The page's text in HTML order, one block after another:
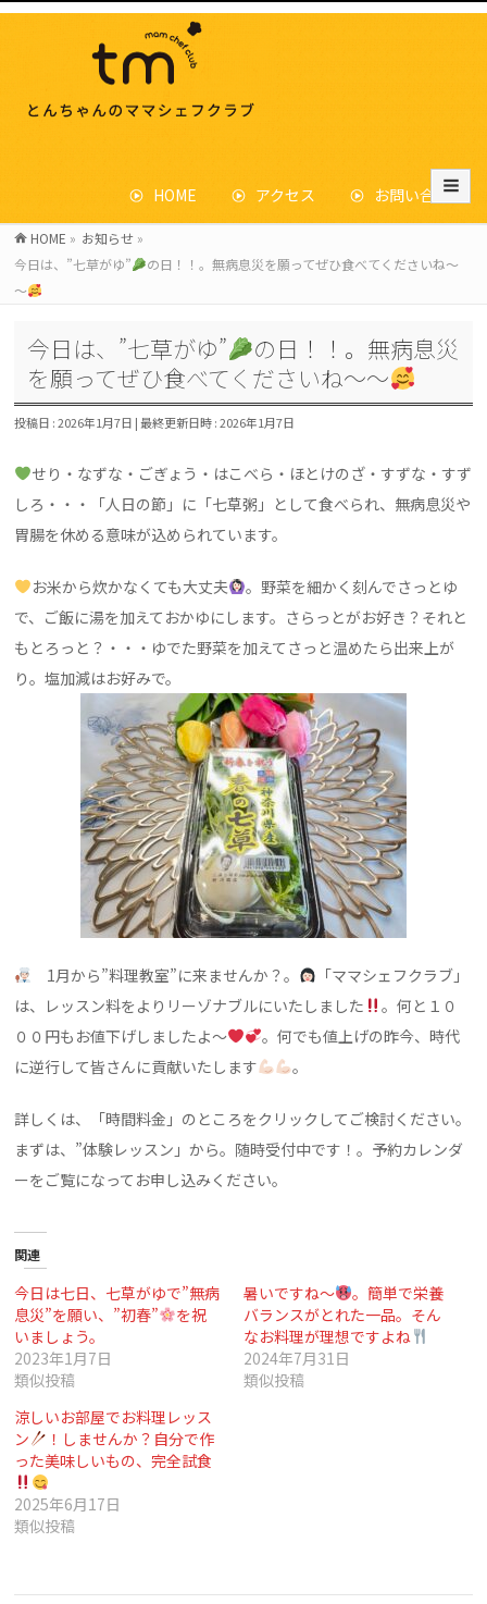
HOME アクセス お問い合わせ
HOME » お知らせ »
今日は、”七草がゆ”
の日！！。無病息災を願ってぜひ食べてくださいね～
～
今日は、”七草がゆ”
の日！！。無病息災
を願ってぜひ食べてくださいね～～
投稿日 : 2026年1月7日 最終更新日時 : 2026年1月7日
せり・なずな・ごぎょう・はこべら・ほとけのざ・すずな・すず
しろ・・・「人日の節」に「七草粥」として食べられ、無病息災や
胃腸を休める意味が込められています。
お米から炊かなくても大丈夫
。野菜を細かく刻んでさっとゆ
で、ご飯に湯を加えておかゆにします。さらっとがお好き？それと
もとろっと？・・・ゆでた野菜を加えてさっと温めたら出来上が
り。塩加減はお好みで。
1月から”料理教室”に来ませんか？。
「ママシェフクラブ」
は、レッスン料をよりリーゾナブルにいたしました
。何と１０
００円もお値下げしましたよ～
。何でも値上げの昨今、時代
に逆行して皆さんに貢献いたします
。
詳しくは、「時間料金」のところをクリックしてご検討ください。
まずは、”体験レッスン」から。随時受付中です！。予約カレンダ
ーをご覧になってお申し込みください。
関連
今日は七日、七草がゆで”無病
息災”を願い、”初春”
を祝
いましょう。
2023年1月7日
類似投稿
暑いですね～
。簡単で栄養
バランスがとれた一品。そん
なお料理が理想ですよね
2024年7月31日
類似投稿
涼しいお部屋でお料理レッス
ン
！しませんか？自分で作
った美味しいもの、完全試食
2025年6月17日
類似投稿